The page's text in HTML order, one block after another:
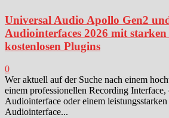
Universal Audio Apollo Gen2
Audiointerfaces 2026 mit
kostenlosen Plugins
0
Wer aktuell auf der Suche nach einem
einem professionellen Recording
Audiointerface oder einem
Audiointerface...